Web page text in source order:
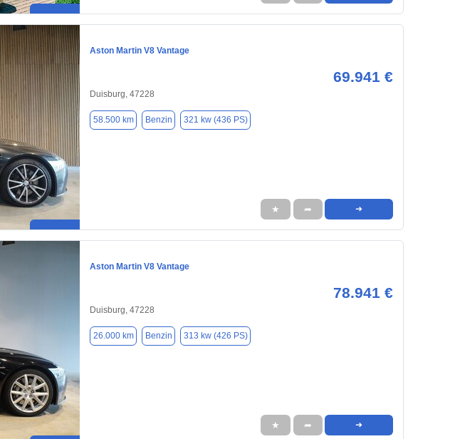
Aston Martin V8 Vantage
69.941 €
Duisburg, 47228
58.500 km Benzin 321 kw (436 PS)
★ ➦ ➜
Aston Martin V8 Vantage
78.941 €
Duisburg, 47228
26.000 km Benzin 313 kw (426 PS)
★ ➦ ➜